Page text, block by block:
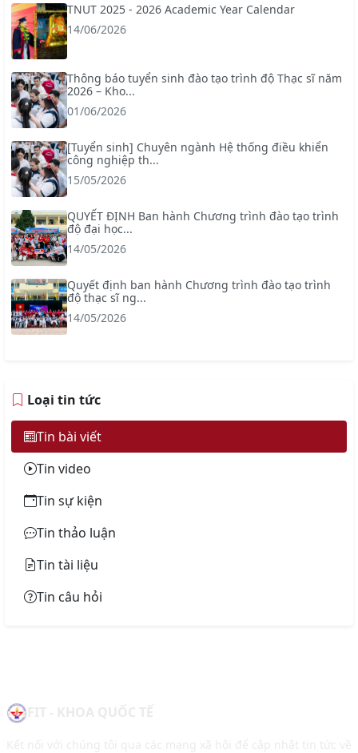
TNUT 2025 - 2026 Academic Year Calendar
14/06/2026
Thông báo tuyển sinh đào tạo trình độ Thạc sĩ năm
2026 – Kho...
01/06/2026
[Tuyển sinh] Chuyên ngành Hệ thống điều khiển
công nghiệp th...
15/05/2026
QUYẾT ĐỊNH Ban hành Chương trình đào tạo trình
độ đại học...
14/05/2026
Quyết định ban hành Chương trình đào tạo trình
độ thạc sĩ ng...
14/05/2026
Loại tin tức
Tin bài viết
Tin video
Tin sự kiện
Tin thảo luận
Tin tài liệu
Tin câu hỏi